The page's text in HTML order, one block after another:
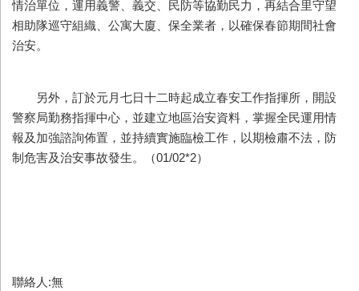
情治單位，運用義警、義交、民防等協勤民力，再結合里守望
相助隊巡守組織、公寓大廈、保全業者，以確保春節期間社會
治安。
另外，訂於元月七日十二時起成立春安工作指揮所，開設
警察局勤務指揮中心，並建立地區治安資料，掌握全民運用情
報及加強諮詢佈置，並持續實施臨檢工作，以期檢肅不法，防
制危害及治安事故發生。（01/02*2）
聯絡人:無